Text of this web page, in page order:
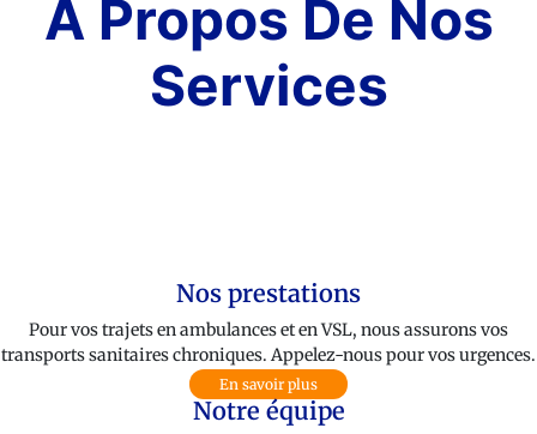
A Propos De Nos
Services
Nos prestations
Pour vos trajets en ambulances et en VSL, nous assurons vos
transports sanitaires chroniques. Appelez-nous pour vos urgences.
En savoir plus
Notre équipe